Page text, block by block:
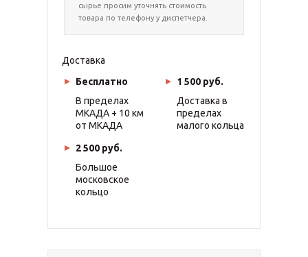
сырье просим уточнять стоимость
товара по телефону у диспетчера.
Доставка
Бесплатно
В пределах
МКАДА + 10 км
от МКАДА
1 500 руб.
Доставка в
пределах
малого кольца
2 500 руб.
Большое
московское
кольцо